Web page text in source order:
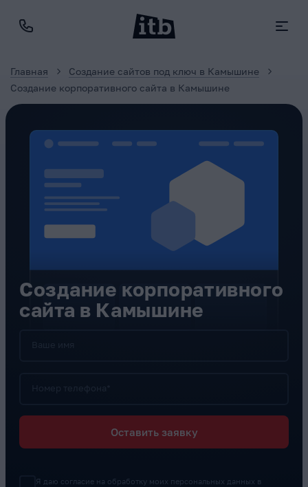
Главная
Создание сайтов под ключ в Камышине
Создание корпоративного сайта в Камышине
Создание корпоративного
сайта в Камышине
Оставить заявку
Я даю согласие на обработку моих персональных данных в